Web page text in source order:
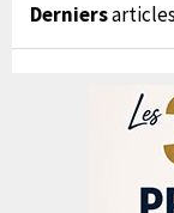
Derniersarticles